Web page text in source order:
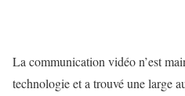
La communication vidéo n’est
technologie et a trouvé une large